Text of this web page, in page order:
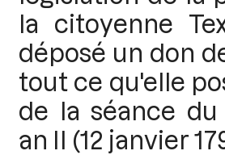
la citoyenne
déposé un don
tout ce qu'elle
de la séance du
an II (12 janvier